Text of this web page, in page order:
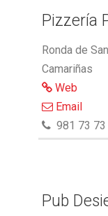
Pizzería
Ronda de
Camariñas
Web
Email
981 73
Pub